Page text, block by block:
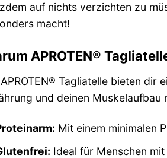
auf nichts verzichten zu
macht!
APROTEN®
Tagliatelle bieten dir
und deinen Muskelaufbau
Mit einem minimalen
Ideal für Menschen